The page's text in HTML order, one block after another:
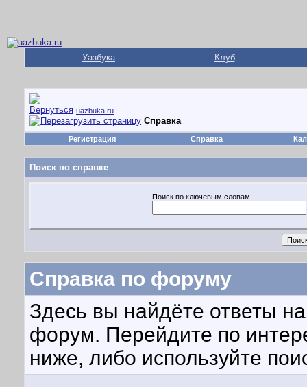
Уазбука Клуб
uazbuka.ru
Справка
Регистрация Справка
Поиск по справке
Поиск по ключевым словам:
Справка по форуму
Здесь вы найдёте ответы
форум. Перейдите по
ниже, либо используйте